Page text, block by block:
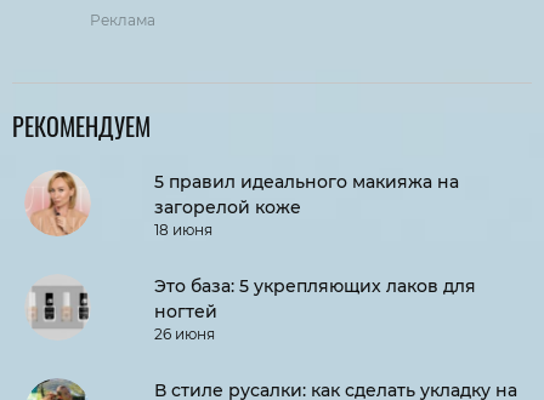
Реклама
РЕКОМЕНДУЕМ
5 правил идеального макияжа на
загорелой коже
18 июня
Это база: 5 укрепляющих лаков для
ногтей
26 июня
В стиле русалки: как сделать укладку на